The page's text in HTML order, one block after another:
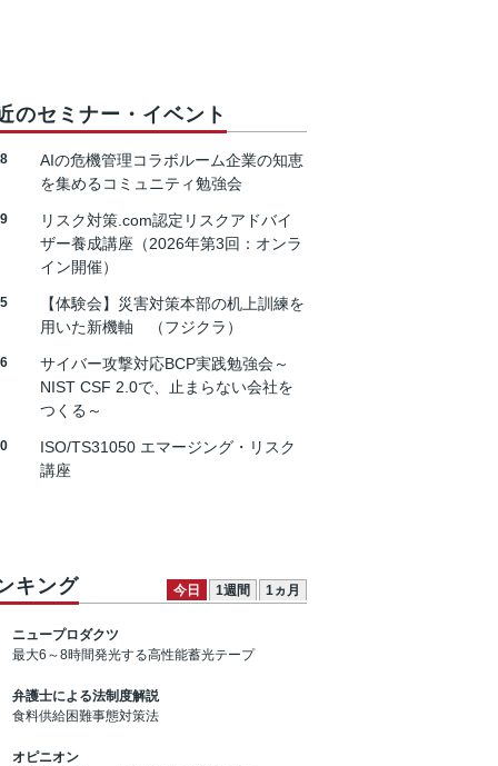
のセミナー・イベント
AIの危機管理コラボルーム企業の知恵
を集めるコミュニティ勉強会
リスク対策.com認定リスクアドバイ
ザー養成講座（2026年第3回：オンラ
イン開催）
【体験会】災害対策本部の机上訓練を
用いた新機軸 （フジクラ）
サイバー攻撃対応BCP実践勉強会～
NIST CSF 2.0で、止まらない会社を
つくる～
ISO/TS31050 エマージング・リスク
講座
キング 今日 1週間 1ヵ月
ニュープロダクツ
最大6～8時間発光する高性能蓄光テープ
弁護士による法制度解説
食料供給困難事態対策法
オピニオン